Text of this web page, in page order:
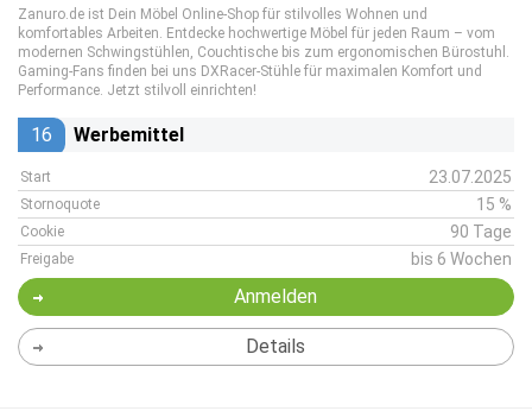
Zanuro.de ist Dein Möbel Online-Shop für stilvolles Wohnen und
komfortables Arbeiten. Entdecke hochwertige Möbel für jeden Raum – vom
modernen Schwingstühlen, Couchtische bis zum ergonomischen Bürostuhl.
Gaming-Fans finden bei uns DXRacer-Stühle für maximalen Komfort und
Performance. Jetzt stilvoll einrichten!
16 Werbemittel
Start 23.07.2025
Stornoquote 15 %
Cookie 90 Tage
Freigabe bis 6 Wochen
Anmelden
Details